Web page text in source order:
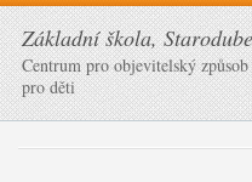
Základní škola,
Centrum pro objevitelský
pro děti